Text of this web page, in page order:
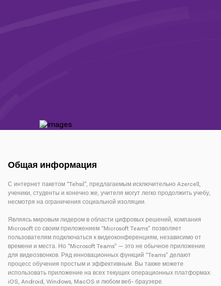
Общая информация
С интернет пакетом “Tehsil”, предлагаемым исключительно Azercell,
ученики, студенты и конечно же, учителя могут легко продолжить учебу,
несмотря на ограничения социальной изоляции.
Являясь мировым лидером в области цифровых решений, компания
Microsoft со своим приложением “Microsoft Teams” позволяет
пользователям подключаться к видеоконференциям, независимо от
времени и места. Но “Microsoft Teams” — это не обычное приложение
для видеозвонков. Ряд инновационных функций “Teams” делают
процесс обучения простым и эффективным. Вы также можете
использовать приложение на всех текущих операционных платформах:
iOS, Android, Windows, MacOS и любом веб- браузере.